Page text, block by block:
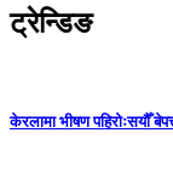
ट्रेन्डिङ
केरलामा भीषण पहिरोःसयौँ